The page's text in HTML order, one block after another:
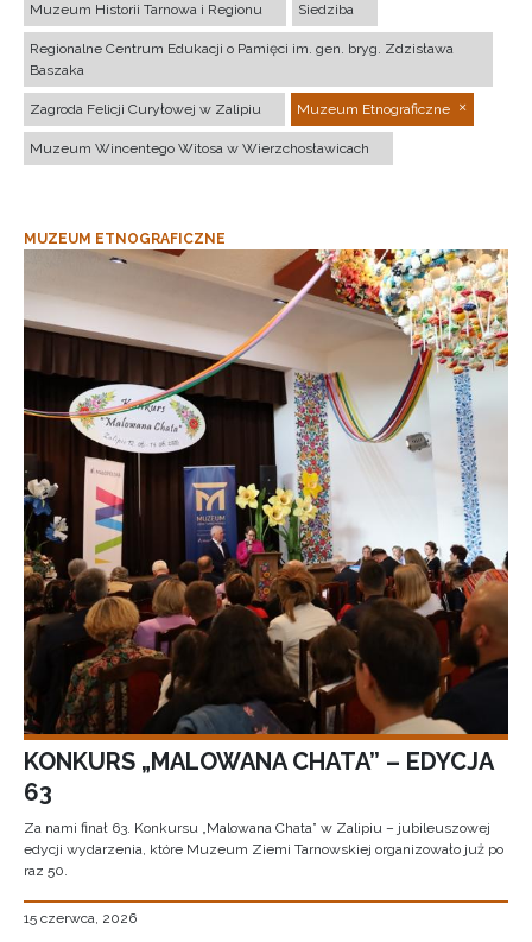
Muzeum Historii Tarnowa i Regionu Siedziba
Regionalne Centrum Edukacji o Pamięci im. gen. bryg. Zdzisława
Baszaka
Zagroda Felicji Curyłowej w Zalipiu Muzeum Etnograficzne
Muzeum Wincentego Witosa w Wierzchosławicach
MUZEUM ETNOGRAFICZNE
KONKURS „MALOWANA CHATA” – EDYCJA
63
Za nami finał 63. Konkursu „Malowana Chata” w Zalipiu – jubileuszowej
edycji wydarzenia, które Muzeum Ziemi Tarnowskiej organizowało już po
raz 50.
15 czerwca, 2026